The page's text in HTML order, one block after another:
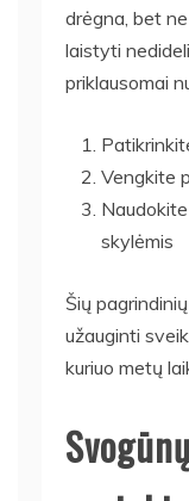
drėgna, bet
laistyti
priklausomai
Vengkite
skylėmis
Šių
užauginti
kuriuo metų